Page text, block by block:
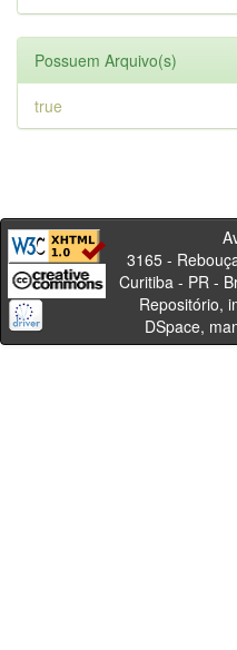
Possuem Arquivo(s)
true
Av. Sete
3165 -
Curitiba
Repositório,
DSpace,